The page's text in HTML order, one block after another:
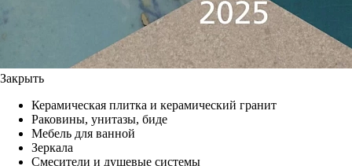
Закрыть
Керамическая плитка и керамический гранит
Раковины, унитазы, биде
Мебель для ванной
Зеркала
Смесители и душевые системы